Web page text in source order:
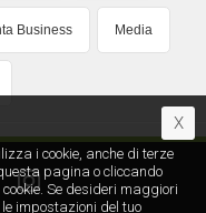
Business Media
i cookie, anche di terze
pagina o cliccando
Se desideri maggiori
impostazioni del tuo
X